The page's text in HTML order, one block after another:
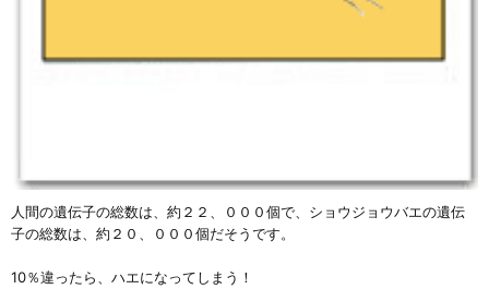
人間の遺伝子の総数は、約２２、０００個で、ショウジョウバエの遺伝
子の総数は、約２０、０００個だそうです。
10％違ったら、ハエになってしまう！